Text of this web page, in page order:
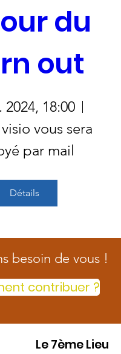
du
out
2024, 18:00
vous sera
par mail
Détails
besoin de vous !
contribuer ?
Le 7ème Lieu